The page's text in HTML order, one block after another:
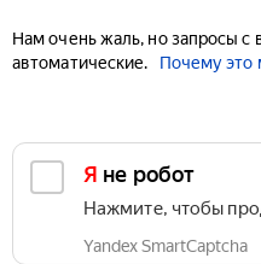
Нам очень жаль, но запросы с
автоматические.
Почему это
Я не робот
Нажмите, чтобы
Yandex SmartCaptcha